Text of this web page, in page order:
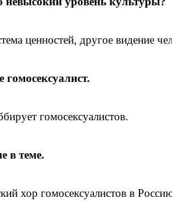
ценностей, другое видение
гомосексуалистов.
в теме.
хор гомосексуалистов в